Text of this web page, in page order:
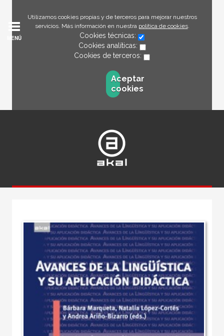
Utilizamos cookies propias y de terceros para mejorar nuestros
servicios. Más información en nuestra política de cookies.
Cookies técnicas:
Cookies analíticas:
Cookies de terceros:
Aceptar
cookies
MENÚ